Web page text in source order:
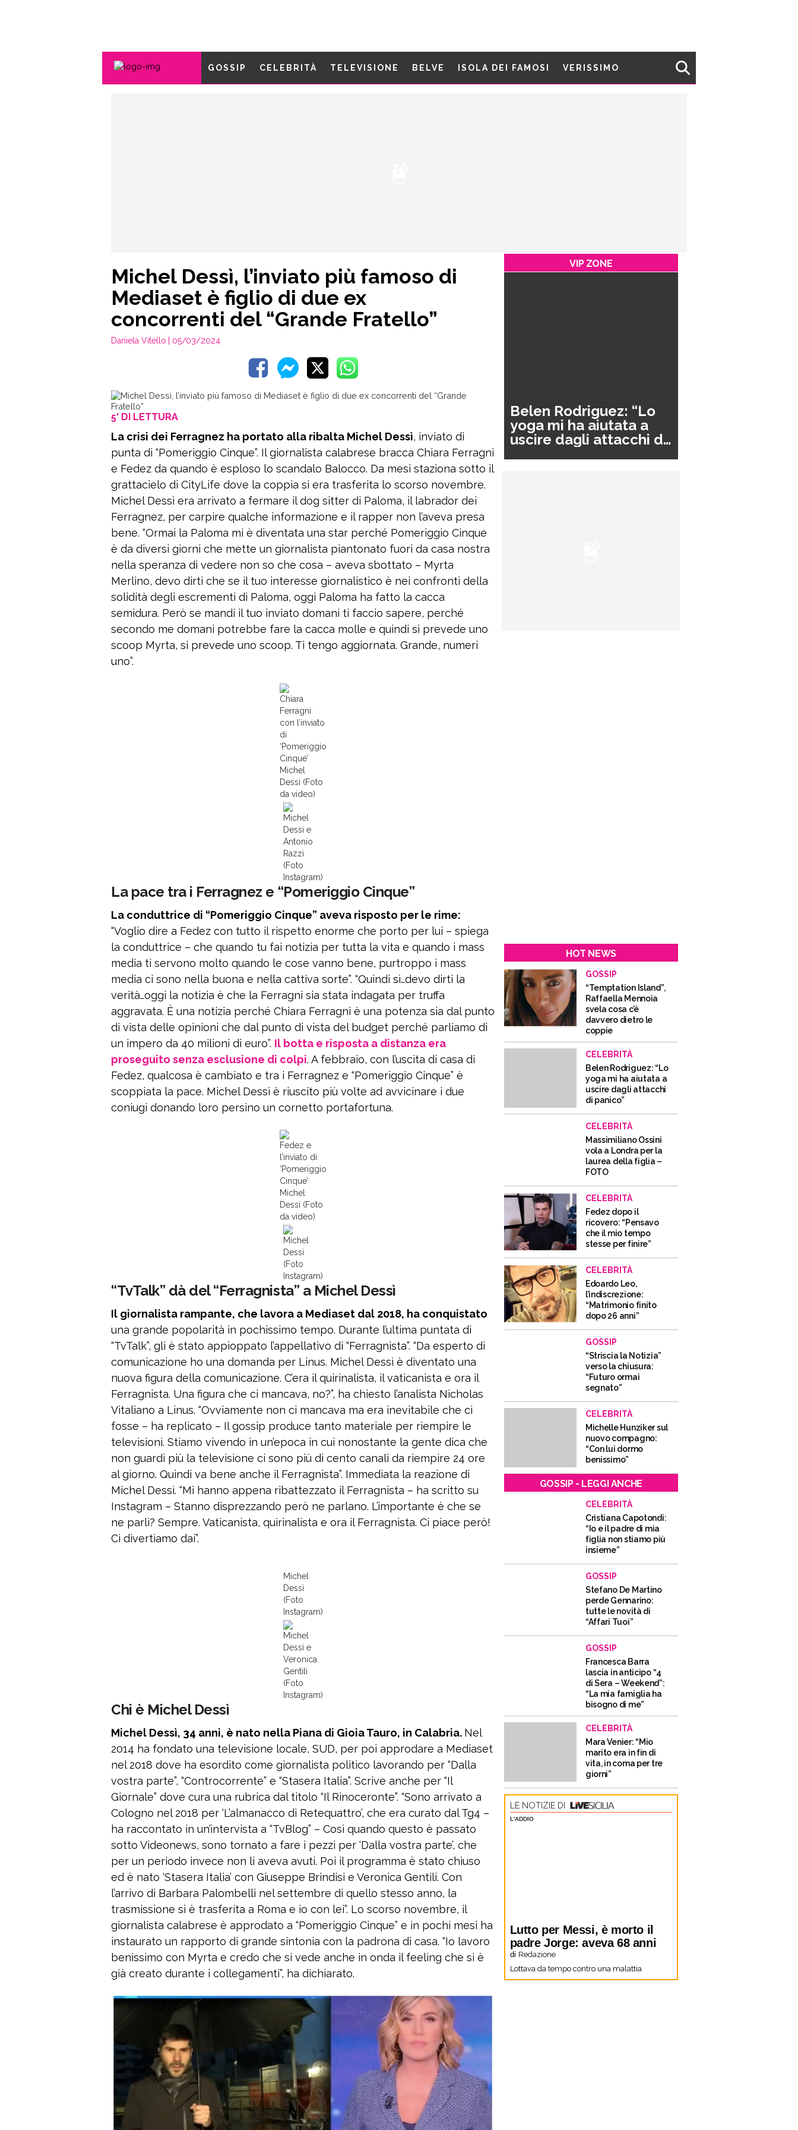
GOSSIP CELEBRITÀ TELEVISIONE BELVE ISOLA DEI FAMOSI VERISSIMO
Michel Dessì, l’inviato più famoso di
Mediaset è figlio di due ex
concorrenti del “Grande Fratello”
Daniela Vitello | 05/03/2024
5' DI LETTURA
La crisi dei Ferragnez ha portato alla ribalta Michel Dessì, inviato di
punta di “Pomeriggio Cinque”. Il giornalista calabrese bracca Chiara Ferragni
e Fedez da quando è esploso lo scandalo Balocco. Da mesi staziona sotto il
grattacielo di CityLife dove la coppia si era trasferita lo scorso novembre.
Michel Dessì era arrivato a fermare il dog sitter di Paloma, il labrador dei
Ferragnez, per carpire qualche informazione e il rapper non l’aveva presa
bene. “Ormai la Paloma mi è diventata una star perché Pomeriggio Cinque
è da diversi giorni che mette un giornalista piantonato fuori da casa nostra
nella speranza di vedere non so che cosa – aveva sbottato – Myrta
Merlino, devo dirti che se il tuo interesse giornalistico è nei confronti della
solidità degli escrementi di Paloma, oggi Paloma ha fatto la cacca
semidura. Però se mandi il tuo inviato domani ti faccio sapere, perché
secondo me domani potrebbe fare la cacca molle e quindi si prevede uno
scoop Myrta, si prevede uno scoop. Ti tengo aggiornata. Grande, numeri
uno”.
Chiara
Ferragni
con l’inviato
di
‘Pomeriggio
Cinque’
Michel
Dessì (Foto
da video)
Michel
Dessì e
Antonio
Razzi
(Foto
Instagram)
La pace tra i Ferragnez e “Pomeriggio Cinque”
La conduttrice di “Pomeriggio Cinque” aveva risposto per le rime:
“Voglio dire a Fedez con tutto il rispetto enorme che porto per lui – spiega
la conduttrice – che quando tu fai notizia per tutta la vita e quando i mass
media ti servono molto quando le cose vanno bene, purtroppo i mass
media ci sono nella buona e nella cattiva sorte”. “Quindi sì…devo dirti la
verità…oggi la notizia è che la Ferragni sia stata indagata per truffa
aggravata. È una notizia perché Chiara Ferragni è una potenza sia dal punto
di vista delle opinioni che dal punto di vista del budget perché parliamo di
un impero da 40 milioni di euro”. Il botta e risposta a distanza era
proseguito senza esclusione di colpi. A febbraio, con l’uscita di casa di
Fedez, qualcosa è cambiato e tra i Ferragnez e “Pomeriggio Cinque” è
scoppiata la pace. Michel Dessì è riuscito più volte ad avvicinare i due
coniugi donando loro persino un cornetto portafortuna.
Fedez e
l’inviato di
‘Pomeriggio
Cinque’
Michel
Dessì (Foto
da video)
Michel
Dessì
(Foto
Instagram)
“TvTalk” dà del “Ferragnista” a Michel Dessì
Il giornalista rampante, che lavora a Mediaset dal 2018, ha conquistato
una grande popolarità in pochissimo tempo. Durante l’ultima puntata di
“TvTalk”, gli è stato appioppato l’appellativo di “Ferragnista”. “Da esperto di
comunicazione ho una domanda per Linus. Michel Dessì è diventato una
nuova figura della comunicazione. C’era il quirinalista, il vaticanista e ora il
Ferragnista. Una figura che ci mancava, no?”, ha chiesto l’analista Nicholas
Vitaliano a Linus. “Ovviamente non ci mancava ma era inevitabile che ci
fosse – ha replicato – Il gossip produce tanto materiale per riempire le
televisioni. Stiamo vivendo in un’epoca in cui nonostante la gente dica che
non guardi più la televisione ci sono più di cento canali da riempire 24 ore
al giorno. Quindi va bene anche il Ferragnista”. Immediata la reazione di
Michel Dessì. “Mi hanno appena ribattezzato il Ferragnista – ha scritto su
Instagram – Stanno disprezzando però ne parlano. L’importante è che se
ne parli? Sempre. Vaticanista, quirinalista e ora il Ferragnista. Ci piace però!
Ci divertiamo dai”.
Michel
Dessì
(Foto
Instagram)
Michel
Dessì e
Veronica
Gentili
(Foto
Instagram)
Chi è Michel Dessì
Michel Dessì, 34 anni, è nato nella Piana di Gioia Tauro, in Calabria. Nel
2014 ha fondato una televisione locale, SUD, per poi approdare a Mediaset
nel 2018 dove ha esordito come giornalista politico lavorando per “Dalla
vostra parte”, “Controcorrente” e “Stasera Italia”. Scrive anche per “Il
Giornale” dove cura una rubrica dal titolo “Il Rinoceronte”. “Sono arrivato a
Cologno nel 2018 per ‘L’almanacco di Retequattro’, che era curato dal Tg4 –
ha raccontato in un’intervista a “TvBlog” – Così quando questo è passato
sotto Videonews, sono tornato a fare i pezzi per ‘Dalla vostra parte’, che
per un periodo invece non li aveva avuti. Poi il programma è stato chiuso
ed è nato ‘Stasera Italia’ con Giuseppe Brindisi e Veronica Gentili. Con
l’arrivo di Barbara Palombelli nel settembre di quello stesso anno, la
trasmissione si è trasferita a Roma e io con lei”. Lo scorso novembre, il
giornalista calabrese è approdato a “Pomeriggio Cinque” e in pochi mesi ha
instaurato un rapporto di grande sintonia con la padrona di casa. “Io lavoro
benissimo con Myrta e credo che si vede anche in onda il feeling che si è
già creato durante i collegamenti”, ha dichiarato.
VIP ZONE
Belen Rodriguez: “Lo
yoga mi ha aiutata a
uscire dagli attacchi di
HOT NEWS
GOSSIP
“Temptation Island”,
Raffaella Mennoia
svela cosa c’è
davvero dietro le
coppie
CELEBRITÀ
Belen Rodriguez: “Lo
yoga mi ha aiutata a
uscire dagli attacchi
di panico”
CELEBRITÀ
Massimiliano Ossini
vola a Londra per la
laurea della figlia –
FOTO
CELEBRITÀ
Fedez dopo il
ricovero: “Pensavo
che il mio tempo
stesse per finire”
CELEBRITÀ
Edoardo Leo,
l’indiscrezione:
“Matrimonio finito
dopo 26 anni”
GOSSIP
“Striscia la Notizia”
verso la chiusura:
“Futuro ormai
segnato”
CELEBRITÀ
Michelle Hunziker sul
nuovo compagno:
“Con lui dormo
benissimo”
GOSSIP - LEGGI ANCHE
CELEBRITÀ
Cristiana Capotondi:
“Io e il padre di mia
figlia non stiamo più
insieme”
GOSSIP
Stefano De Martino
perde Gennarino:
tutte le novità di
“Affari Tuoi”
GOSSIP
Francesca Barra
lascia in anticipo “4
di Sera – Weekend”:
“La mia famiglia ha
bisogno di me”
CELEBRITÀ
Mara Venier: “Mio
marito era in fin di
vita, in coma per tre
giorni”
LE NOTIZIE DI
L'ADDIO
Lutto per Messi, è morto il
padre Jorge: aveva 68 anni
di Redazione
Lottava da tempo contro una malattia